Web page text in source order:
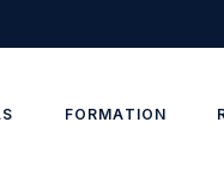
FORMATION